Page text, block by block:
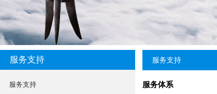
服务支持
服务支持
服务支持
服务体系